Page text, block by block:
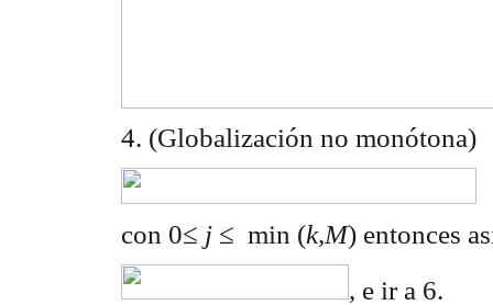
4. (Globalización no monótona)
con 0≤ j ≤ min (k,M) entonces
, e ir a 6.